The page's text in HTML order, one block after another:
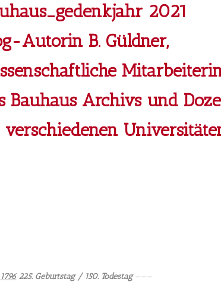
2021
Autorin B. Güldner,
Bauhaus Archivs und
verschiedenen
1796225. Geburtstag / 150. Todestag———